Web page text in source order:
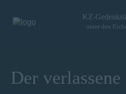
KZ-
unter den
Der